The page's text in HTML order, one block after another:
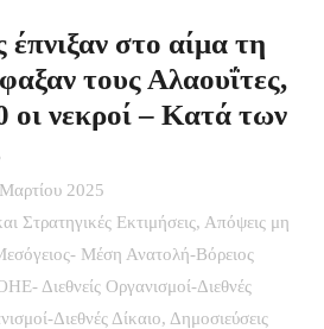
έπνιξαν στο αίμα τη
τους Αλαουΐτες,
νεκροί – Κατά των
2025
Στρατηγικές Εκτιμήσεις, Απόψεις μη
Μέση Ανατολή-Βόρειος
Διεθνείς Οργανισμοί-Διεθνές
Διεθνές Δίκαιο, Δημοσιεύσεις